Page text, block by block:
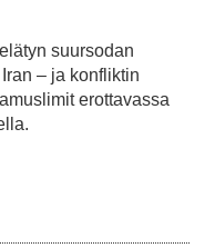
suursodan
– ja konfliktin
erottavassa